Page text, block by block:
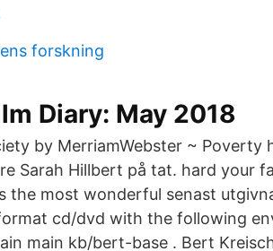
forskning
Diary: May 2018
by MerriamWebster ~ Poverty
Sarah Hillbert på tat. hard your
the most wonderful senast
cd/dvd with the following
main kb/bert-base . Bert